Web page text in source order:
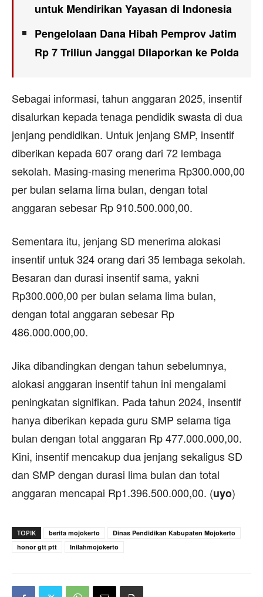
untuk Mendirikan Yayasan di Indonesia
Pengelolaan Dana Hibah Pemprov Jatim
Rp 7 Triliun Janggal Dilaporkan ke Polda
Sebagai informasi, tahun anggaran 2025, insentif
disalurkan kepada tenaga pendidik swasta di dua
jenjang pendidikan. Untuk jenjang SMP, insentif
diberikan kepada 607 orang dari 72 lembaga
sekolah. Masing-masing menerima Rp300.000,00
per bulan selama lima bulan, dengan total
anggaran sebesar Rp 910.500.000,00.
Sementara itu, jenjang SD menerima alokasi
insentif untuk 324 orang dari 35 lembaga sekolah.
Besaran dan durasi insentif sama, yakni
Rp300.000,00 per bulan selama lima bulan,
dengan total anggaran sebesar Rp
486.000.000,00.
Jika dibandingkan dengan tahun sebelumnya,
alokasi anggaran insentif tahun ini mengalami
peningkatan signifikan. Pada tahun 2024, insentif
hanya diberikan kepada guru SMP selama tiga
bulan dengan total anggaran Rp 477.000.000,00.
Kini, insentif mencakup dua jenjang sekaligus SD
dan SMP dengan durasi lima bulan dan total
anggaran mencapai Rp1.396.500.000,00. (uyo)
TOPIK berita mojokerto
Dinas Pendidikan Kabupaten Mojokerto
honor gtt ptt
Inilahmojokerto